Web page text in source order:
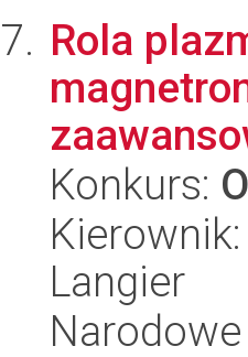
Rola
Konkurs:
Langier